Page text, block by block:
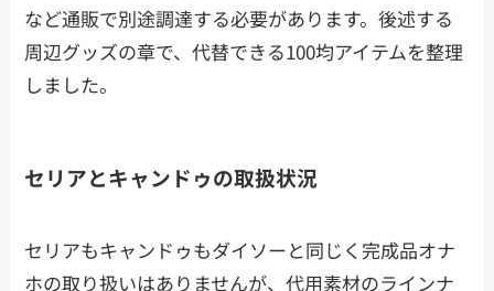
など通販で別途調達する必要があります。後述する
周辺グッズの章で、代替できる100均アイテムを整理
しました。
セリアとキャンドゥの取扱状況
セリアもキャンドゥもダイソーと同じく完成品オナ
ホの取り扱いはありませんが、代用素材のラインナ